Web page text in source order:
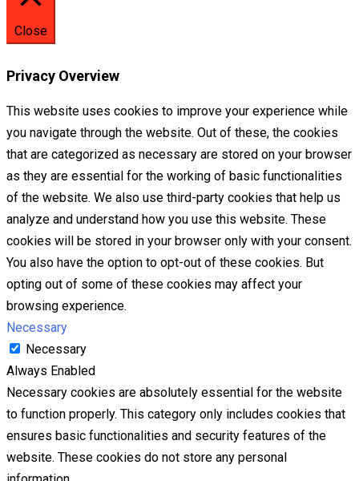
Close
Privacy Overview
This website uses cookies to improve your experience while
you navigate through the website. Out of these, the cookies
that are categorized as necessary are stored on your browser
as they are essential for the working of basic functionalities
of the website. We also use third-party cookies that help us
analyze and understand how you use this website. These
cookies will be stored in your browser only with your consent.
You also have the option to opt-out of these cookies. But
opting out of some of these cookies may affect your
browsing experience.
Necessary
Necessary
Always Enabled
Necessary cookies are absolutely essential for the website
to function properly. This category only includes cookies that
ensures basic functionalities and security features of the
website. These cookies do not store any personal